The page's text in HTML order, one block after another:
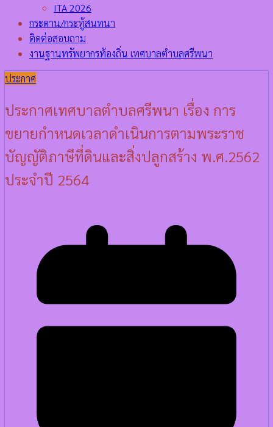
ITA 2026
กระดาน/กระทู้สนทนา
ติดต่อสอบถาม
งานฐานทรัพยากรท้องถิ่น เทศบาลตำบลศรีพนา
ประกาศ
ประกาศเทศบาลตำบลศรีพนา เรื่อง การ
ขยายกำหนดเวลาดำเนินการตามพระราช
บัญญัติภาษีที่ดินและสิ่งปลูกสร้าง พ.ศ.2562
ประจำปี 2564